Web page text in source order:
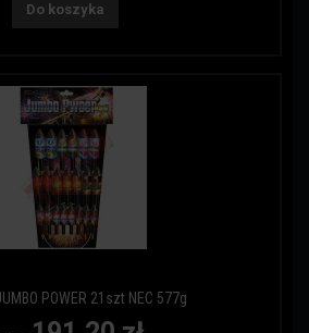
Do koszyka
POWER 21szt NEC 577g